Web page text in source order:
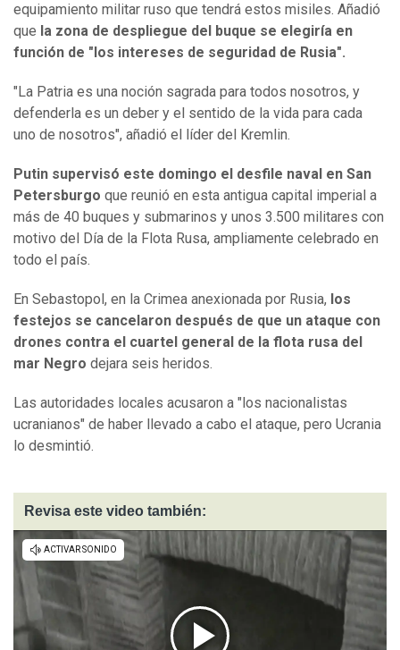
equipamiento militar ruso que tendrá estos misiles. Añadió
que la zona de despliegue del buque se elegiría en
función de "los intereses de seguridad de Rusia".
"La Patria es una noción sagrada para todos nosotros, y
defenderla es un deber y el sentido de la vida para cada
uno de nosotros", añadió el líder del Kremlin.
Putin supervisó este domingo el desfile naval en San
Petersburgo que reunió en esta antigua capital imperial a
más de 40 buques y submarinos y unos 3.500 militares con
motivo del Día de la Flota Rusa, ampliamente celebrado en
todo el país.
En Sebastopol, en la Crimea anexionada por Rusia, los
festejos se cancelaron después de que un ataque con
drones contra el cuartel general de la flota rusa del
mar Negro dejara seis heridos.
Las autoridades locales acusaron a "los nacionalistas
ucranianos" de haber llevado a cabo el ataque, pero Ucrania
lo desmintió.
Revisa este video también: